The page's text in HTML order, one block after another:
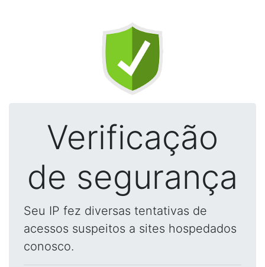
Verificação
de segurança
Seu IP fez diversas tentativas de
acessos suspeitos a sites hospedados
conosco.